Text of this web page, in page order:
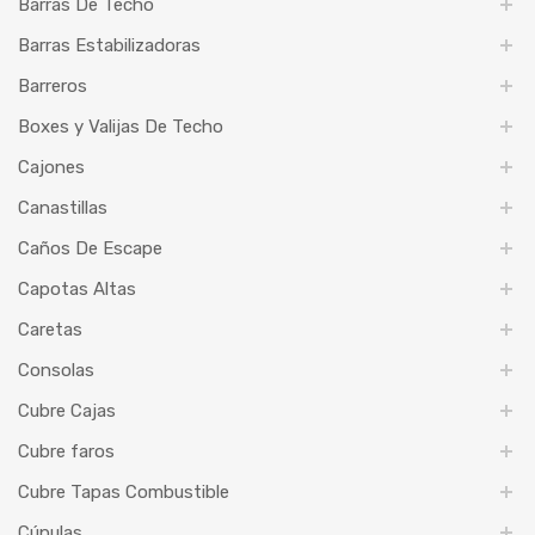
Barras De Techo
Barras Estabilizadoras
Barreros
Boxes y Valijas De Techo
Cajones
Canastillas
Caños De Escape
Capotas Altas
Caretas
Consolas
Cubre Cajas
Cubre faros
Cubre Tapas Combustible